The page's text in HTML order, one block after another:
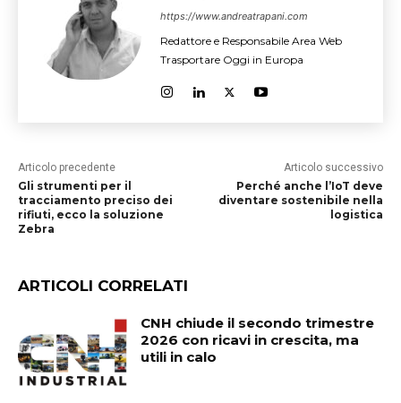
https://www.andreatrapani.com
Redattore e Responsabile Area Web
Trasportare Oggi in Europa
Articolo precedente
Gli strumenti per il
tracciamento preciso dei
rifiuti, ecco la soluzione
Zebra
Articolo successivo
Perché anche l’IoT deve
diventare sostenibile nella
logistica
ARTICOLI CORRELATI
CNH chiude il secondo trimestre
2026 con ricavi in crescita, ma
utili in calo